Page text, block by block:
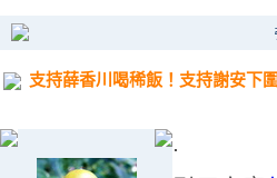
支持薛香川喝稀飯！支持謝安下
.